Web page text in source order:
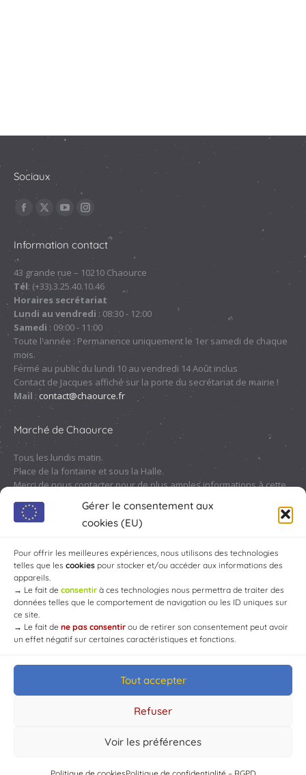
Gérer le consentement aux
cookies (EU)
Pour offrir les meilleures expériences, nous utilisons des technologies
telles que les cookies pour stocker et/ou accéder aux informations des
appareils.
→ Le fait de consentir à ces technologies nous permettra de traiter des
données telles que le comportement de navigation ou les ID uniques sur
ce site.
→ Le fait de ne pas consentir ou de retirer son consentement peut avoir
un effet négatif sur certaines caractéristiques et fonctions.
Tout accepter
Refuser
Voir les préférences
Sociaux
Trouvez nous sur :
La
page
Facebook
s'ouvre
dans
une
nouvelle
fenêtre
La
X
s'ouvre
dans
une
nouvelle
fenêtre
YouTube
s'ouvre
dans
une
nouvelle
fenêtre
La
Instagram
s'ouvre
dans
une
nouvelle
fenêtre
Information contact
43 grande rue – 10210 Chaource
Tél: (+33).3.25.40.10.46
Horaires secrétariat
Lundi au vendredi : 08:30 - 12:00
Samedi : 09:00 - 11:00
Toute l'année : Permanence uniquement le 1er samedi de chaque
mois.
Fermé au public du lundi 10 au vendredi 14 Août inclus
Contact de Jacques affiché sur la porte du secrétariat de mairie !
Mail : contact@chaource.fr
Marché de Chaource
Tous les lundis matin.
Place de la fontaine et sous la Halle.
Merci de nous contacter pour de plus amples informations à cette
© Mairie de Chaource [2004-2024] | Tous droits réservés.
Developed byWEB3-DESIGN